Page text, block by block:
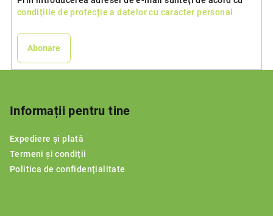
condițiile de protecție a datelor cu caracter personal
Abonare
Informații pentru tine
Expediere și plată
Termeni și condiții
Politica de confidențialitate